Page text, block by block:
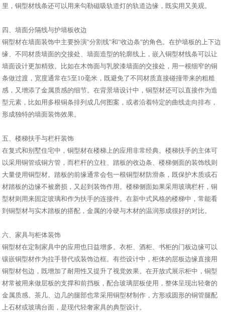
里，铜型材线条还可以用来勾勒磁吸轨道灯的轨道边缘，既实用又美观。
四、墙面分隔线与护墙板收边
铜型材在墙面装饰中主要扮演"分割线"和"收边条"的角色。在护墙板的上下边
缘、不同材质墙面的交接处、墙面造型的轮廓线上，嵌入铜型材线条可以让
墙面设计更加精致。比如在木饰面与乳胶漆墙面的交接处，用一根细窄的铜
条做过渡，宽度通常在5至10毫米，既避免了不同材质直接碰撞带来的粗糙
感，又增添了金属质感的细节。在背景墙设计中，铜型材还可以直接作为造
型元素，比如用多根铜条排列成几何图案，或者沿着特定的曲线走向排布，
形成独特的墙面装饰效果。
五、楼梯扶手与栏杆装饰
在复式和别墅住宅中，铜型材在楼梯上的应用非常经典。楼梯扶手的主体可
以采用铜管或铜方管，而栏杆的立柱、踏板的收边条、楼梯侧面的装饰线则
大量使用铜型材。踏板的前缘通常会包一根铜型材防滑条，既保护木质或石
材踏板的边缘不被磨损，又起到装饰作用。楼梯侧面如果采用玻璃栏杆，铜
型材则用来固定玻璃和作为扶手的连接件。在新中式风格的楼梯中，常能看
到铜型材与实木踏板的搭配，金属的冷硬与木材的温润形成很好的对比。
六、家具与柜体装饰
铜型材在定制家具中的应用也日益增多。衣柜、酒柜、书柜的门板边缘可以
镶嵌铜型材作为拉手替代或装饰边框。有些设计中，柜体的层板边缘直接用
铜型材包边，既增加了耐用性又提升了视觉效果。在开放式展示柜中，铜型
材常被用来做层板的支撑和前挡板，配合玻璃层板使用，整体呈现出轻奢的
金属质感。茶几、边几的腿部也常采用铜型材制作，方形或圆形的铜管腿配
上石材或玻璃台面，是现代轻奢家具的典型设计。